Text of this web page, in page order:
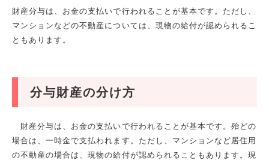
財産分与は、お金の支払いで行われることが基本です。ただし、
マンションなどの不動産については、現物の給付が認められるこ
ともあります。
分与財産の分け方
財産分与は、お金の支払いで行われることが基本です。殆どの
場合は、一時金で支払われます。ただし、マンションなど居住用
の不動産の場合は、現物の給付が認められることもあります。現